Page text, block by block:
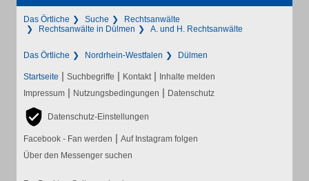
Das Örtliche Suche
Rechtsanwälte
Rechtsanwälte in Dülmen
A. und H. Rechtsanwälte
Das Örtliche Nordrhein-Westfalen Dülmen
Startseite | Suchbegriffe | Kontakt | Inhalte melden
Impressum | Nutzungsbedingungen | Datenschutz
Datenschutz-Einstellungen
Facebook - Fan werden | Auf Instagram folgen
Über den Messenger suchen